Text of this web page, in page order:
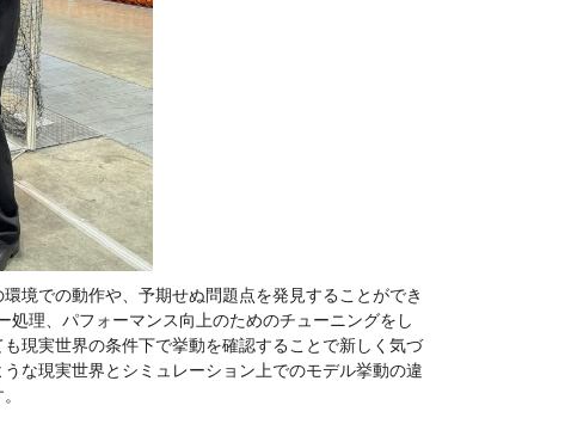
境での動作や、予期せぬ問題点を発見することができ
理、パフォーマンス向上のためのチューニングをし
現実世界の条件下で挙動を確認することで新しく気づ
な現実世界とシミュレーション上でのモデル挙動の違